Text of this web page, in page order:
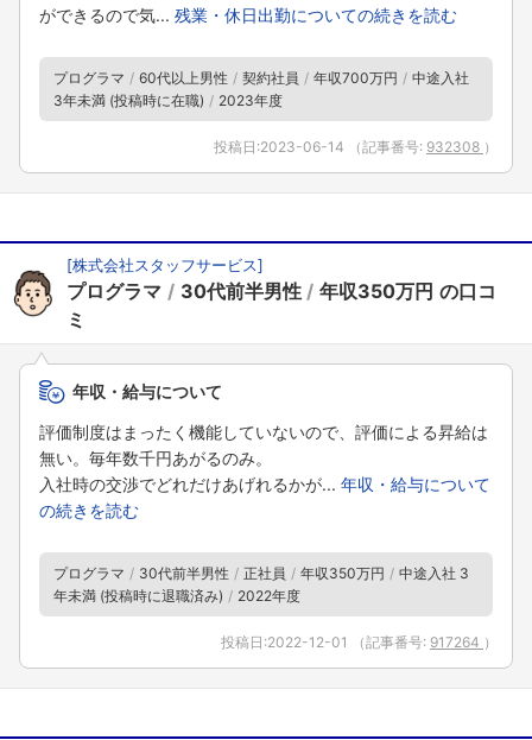
ができるので気... 残業・休日出勤についての続きを読む
プログラマ 60代以上男性 契約社員 年収700万円
中途入社
3年未満 (投稿時に在職)
2023年度
投稿日:2023-06-14 （記事番号: 932308 ）
[株式会社スタッフサービス]
プログラマ 30代前半男性 年収350万円
年収・給与について
評価制度はまったく機能していないので、評価による昇給は
無い。毎年数千円あがるのみ。
入社時の交渉でどれだけあげれるかが... 年収・給与について
の続きを読む
プログラマ 30代前半男性 正社員 年収350万円
中途入社 3
年未満 (投稿時に退職済み)
2022年度
投稿日:2022-12-01 （記事番号: 917264 ）